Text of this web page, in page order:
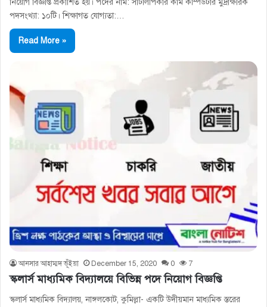
পদসংখ্যা: ১০টি। শিক্ষাগত যোগ্যতা:…
Read More »
আনসার আহাম্মদ ভূঁইয়া December 15, 2020 0 7
স্কলার্স মাধ্যমিক বিদ্যালয়ে বিভিন্ন পদে নিয়োগ বিজ্ঞপ্তি
স্কলার্স মাধ্যমিক বিদ্যালয়, নাঙ্গলকোট, কুমিল্লা- একটি উদীয়মান মাধ্যমিক স্তরের